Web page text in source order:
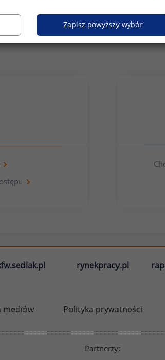
Jak uzyskać dostęp do
rynekpracy.pl
mediów Polityka prywatności
Partnerzy:
Zapisz powyższy wybór